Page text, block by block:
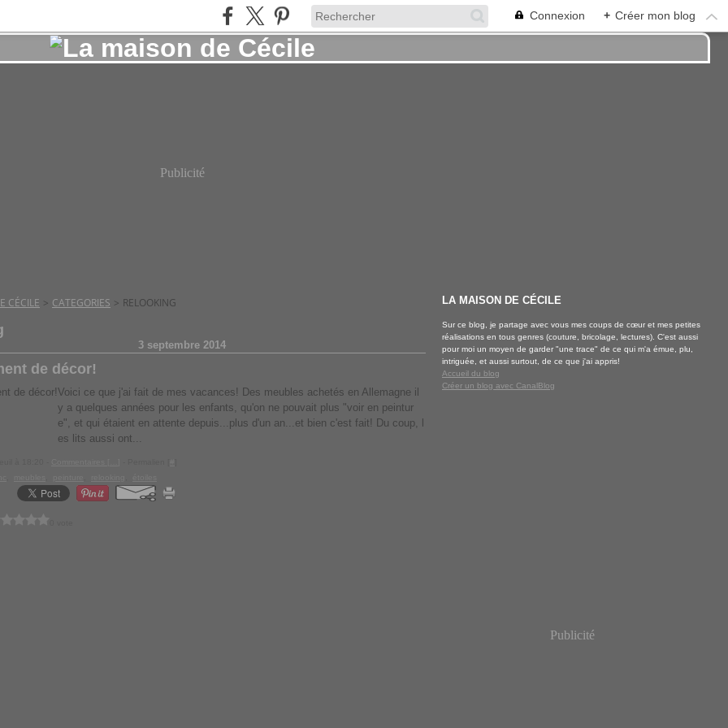
Connexion + Créer mon blog
Publicité
CÉCILE > CATEGORIES > RELOOKING
3 septembre 2014
de décor!
Voici ce que j'ai fait de mes vacances! Des meubles achetés en Allemagne il
y a quelques années pour les enfants, qu'on ne pouvait plus "voir en peintur
e", et qui étaient en attente depuis...plus d'un an...et bien c'est fait! Du coup, l
es lits aussi ont...
LA MAISON DE CÉCILE
Sur ce blog, je partage avec vous mes coups de cœur et mes petites
réalisations en tous genres (couture, bricolage, lectures). C'est aussi
pour moi un moyen de garder "une trace" de ce qui m'a émue, plu,
intriguée, et aussi surtout, de ce que j'ai appris!
Accueil du blog
Créer un blog avec CanalBlog
Publicité